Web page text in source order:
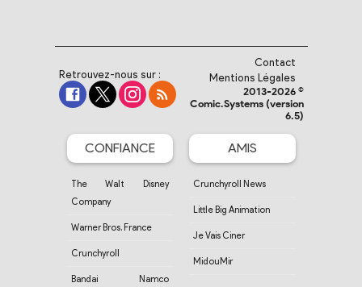
Retrouvez-nous sur :
Contact
Mentions Légales
2013-2026 ©
Comic.Systems (version
6.5)
CONFIANCE
The Walt Disney
Company
Warner Bros. France
Crunchyroll
Bandai Namco
AMIS
Crunchyroll News
Little Big Animation
Je Vais Ciner
MidouMir